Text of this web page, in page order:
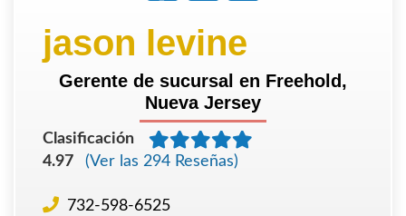
jason levine
Gerente de sucursal en Freehold,
Nueva Jersey
Clasificación
4.97
(Ver las 294 Reseñas)
732-598-6525